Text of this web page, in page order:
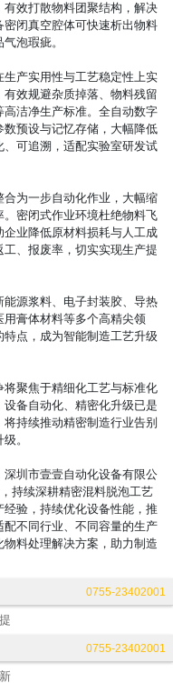
效打散物料团聚结构，解决
闭真空腔体可快速析出物料
泡瑕疵。
产实用性与工艺稳定性上实
效规避杂质掉落、物料残留
洁净生产标准。全自动数字
预设与记忆存储，大幅降低
可追溯，适配实验室研发试
为一步自动化作业，大幅缩
密闭式作业环境杜绝物料飞
业降低原材料损耗与人工成
、报废率，切实实现生产提
源浆料、电子封装胶、导热
膏体材料等多个高精尖领
点，成为智能制造工艺升级
聚焦于精细化工艺与标准化
备自动化、精密化升级已是
持续推动精密制造行业告别
。
圳市壹壹自动化设备有限公
持续深耕精密混料脱泡工艺
验，持续优化设备性能，推
不同行业、不同容量的生产
料处理解决方案，助力制造
0755-23402001
0755-23402001